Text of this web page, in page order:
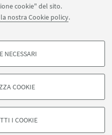
cookie" del sito.
nostra Cookie policy.
comportamento sul sito, per analisi
NECESSARI
COOKIE
I COOKIE
STUDIORUM - Università di
- PI: 01131710376 - CF:
sul sito e accessibilità
Cookie